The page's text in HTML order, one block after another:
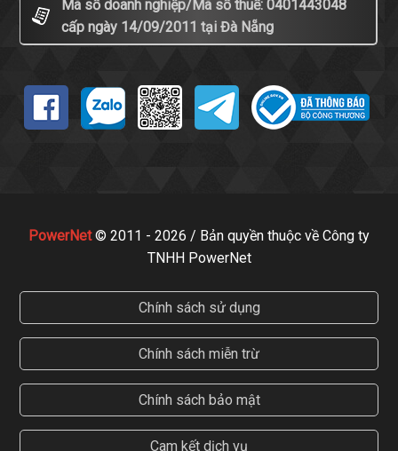
Mã số doanh nghiệp/Mã số thuế: 0401443048
cấp ngày 14/09/2011 tại Đà Nẵng
PowerNet© 2011 - 2026 / Bản quyền thuộc về Công ty
TNHH PowerNet
Chính sách sử dụng
Chính sách miễn trừ
Chính sách bảo mật
Cam kết dịch vụ